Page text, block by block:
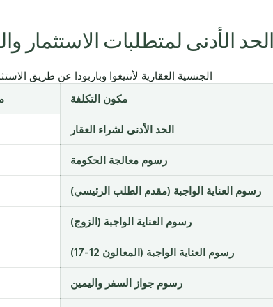
الأدنى لمتطلبات الاستثمار
الجنسية العقارية لأنتيغوا وباربودا عن طريق
مكون التكلفة
الحد الأدنى لشراء العقار
رسوم معالجة الحكومة
رسوم العناية الواجبة (مقدم الطلب الرئيسي)
رسوم العناية الواجبة (الزوج)
رسوم العناية الواجبة (المعالون 12-17)
رسوم جواز السفر واليمين